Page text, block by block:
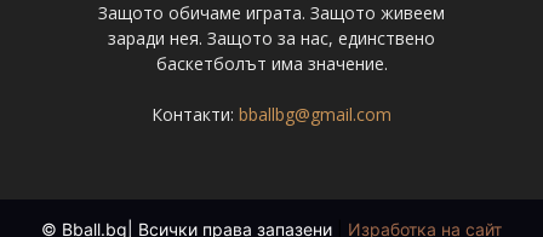
Защото обичаме играта. Защото живеем
заради нея. Защото за нас, единствено
баскетболът има значение.
Контакти: bballbg@gmail.com
© Bball.bg| Всички права запазени Изработка на сайт